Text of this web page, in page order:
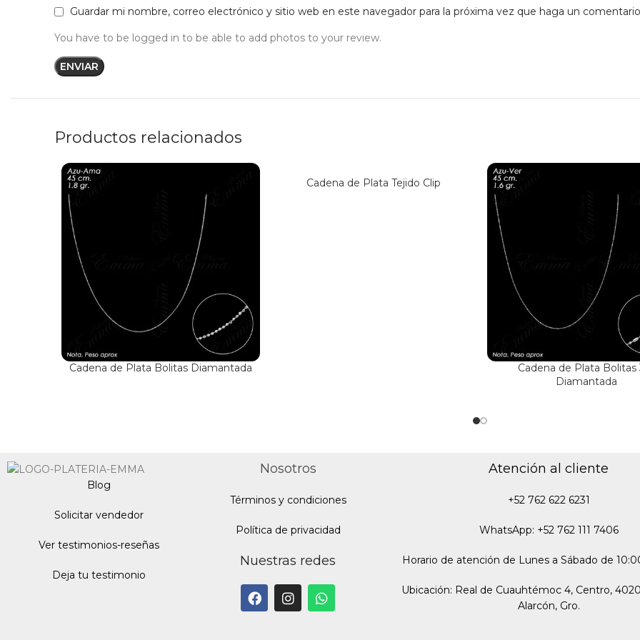
Guardar mi nombre, correo electrónico y sitio web en este navegador para la próxima vez que haga un
You have to be logged in to be able to add photos to your review.
Productos relacionados
Cadena de Plata Bolitas Diamantada
Cadena de Plata Tejido Clip
Cadena de Plata Bolitas
Diamantada
Blog
Solicitar vendedor
Ver testimonios-reseñas
Deja tu testimonio
Nosotros
Términos y condiciones
Política de privacidad
Nuestras redes
Atención al cliente
+52 762 622 6231
WhatsApp: +52 762 111 7406
Horario de atención de Lunes a Sábado de
Ubicación: Real de Cuauhtémoc 4, Centro,
Alarcón, Gro.